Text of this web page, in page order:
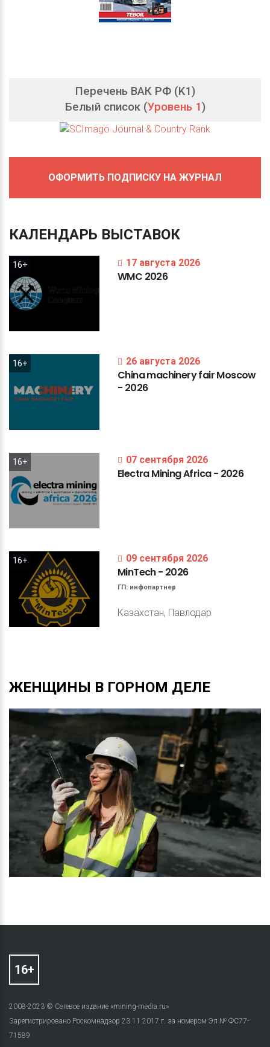
Перечень ВАК РФ (K1)
Белый список (Уровень 1)
ОФОРМИТЬ ПОДПИСКУ НА ЖУРНАЛ
КАЛЕНДАРЬ ВЫСТАВОК
16+ 17 августа 2026
WMC 2026
16+ 26 августа 2026
ChinamachineryfairMoscow
- 2026
16+ 07 сентября 2026
ElectraMiningAfrica- 2026
16+ 09 сентября 2026
MinTech- 2026
ГП: инфопартнер
Казахстан, Павлодар
ЖЕНЩИНЫ В ГОРНОМ ДЕЛЕ
2008-2023 © Сетевое издание «mining-media.ru»
Зарегистрировано Роскомнадзор 23.11.2017 г. за номером Эл № ФС77-
71589